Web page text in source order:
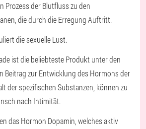
Prozess der Blutfluss zu den
die durch die Erregung Auftritt.
die sexuelle Lust.
ist die beliebteste Produkt unter den
Beitrag zur Entwicklung des Hormons der
der spezifischen Substanzen, können zu
nach Intimität.
das Hormon Dopamin, welches aktiv